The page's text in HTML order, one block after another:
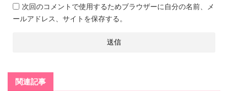
次回のコメントで使用するためブラウザーに自分の名前、メ
ールアドレス、サイトを保存する。
関連記事